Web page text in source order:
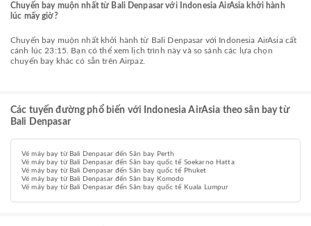
Chuyến bay muộn nhất từ Bali Denpasar với Indonesia AirAsia khởi hành
lúc mấy giờ?
Chuyến bay muộn nhất khởi hành từ Bali Denpasar với Indonesia AirAsia cất
cánh lúc 23:15. Bạn có thể xem lịch trình này và so sánh các lựa chọn
chuyến bay khác có sẵn trên Airpaz.
Các tuyến đường phổ biến với Indonesia AirAsia theo sân bay từ
Bali Denpasar
Vé máy bay từ Bali Denpasar đến Sân bay Perth
Vé máy bay từ Bali Denpasar đến Sân bay quốc tế Soekarno Hatta
Vé máy bay từ Bali Denpasar đến Sân bay quốc tế Phuket
Vé máy bay từ Bali Denpasar đến Sân bay Komodo
Vé máy bay từ Bali Denpasar đến Sân bay quốc tế Kuala Lumpur